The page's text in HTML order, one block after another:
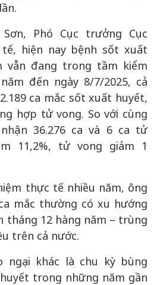
Phó Cục trưởng Cục
tế, hiện nay bệnh sốt xuất
vẫn đang trong tầm kiểm
đến ngày 8/7/2025, cả
ca mắc sốt xuất huyết,
hợp tử vong. So với cùng
36.276 ca và 6 ca tử
11,2%, tử vong giảm 1
thực tế nhiều năm, ông
mắc thường có xu hướng
tháng 12 hàng năm – trùng
trên cả nước.
ngại khác là chu kỳ bùng
trong những năm gần